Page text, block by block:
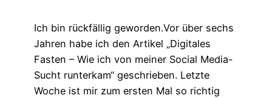
Ich bin rückfällig geworden.Vor über sechs
Jahren habe ich den Artikel „Digitales
Fasten – Wie ich von meiner Social Media-
Sucht runterkam“ geschrieben. Letzte
Woche ist mir zum ersten Mal so richtig